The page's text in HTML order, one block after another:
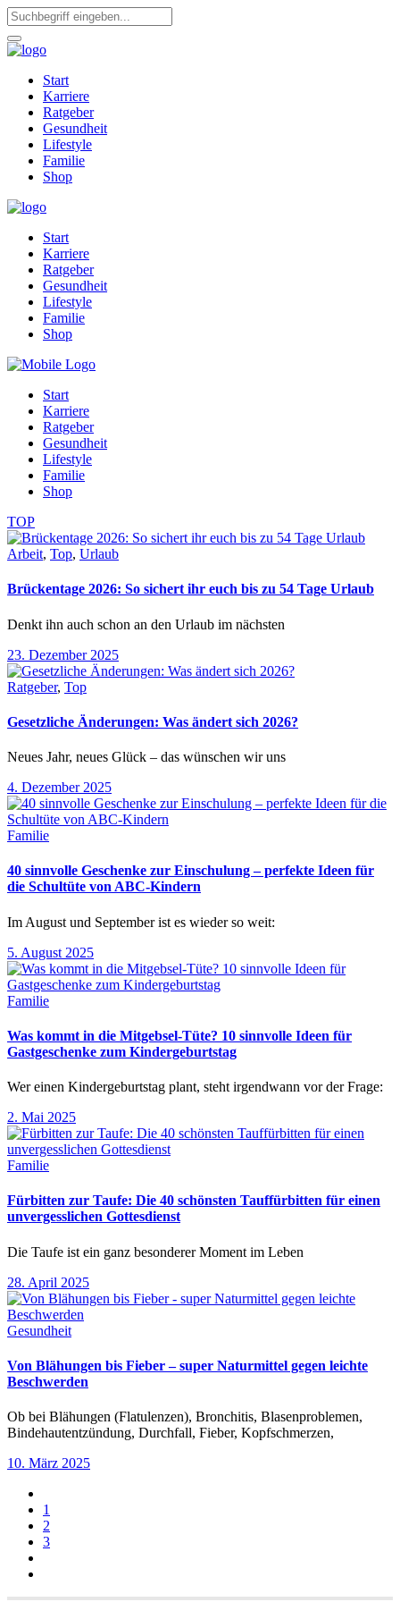
Start
Karriere
Ratgeber
Gesundheit
Lifestyle
Familie
Shop
Start
Karriere
Ratgeber
Gesundheit
Lifestyle
Familie
Shop
Start
Karriere
Ratgeber
Gesundheit
Lifestyle
Familie
Shop
TOP
Arbeit, Top, Urlaub
Brückentage 2026: So sichert ihr euch bis zu 54 Tage Urlaub
Denkt ihn auch schon an den Urlaub im nächsten
23. Dezember 2025
Ratgeber, Top
Gesetzliche Änderungen: Was ändert sich 2026?
Neues Jahr, neues Glück – das wünschen wir uns
4. Dezember 2025
Familie
40 sinnvolle Geschenke zur Einschulung – perfekte Ideen für
die Schultüte von ABC-Kindern
Im August und September ist es wieder so weit:
5. August 2025
Familie
Was kommt in die Mitgebsel-Tüte? 10 sinnvolle Ideen für
Gastgeschenke zum Kindergeburtstag
Wer einen Kindergeburtstag plant, steht irgendwann vor der Frage:
2. Mai 2025
Familie
Fürbitten zur Taufe: Die 40 schönsten Tauffürbitten für einen
unvergesslichen Gottesdienst
Die Taufe ist ein ganz besonderer Moment im Leben
28. April 2025
Gesundheit
Von Blähungen bis Fieber – super Naturmittel gegen leichte
Beschwerden
Ob bei Blähungen (Flatulenzen), Bronchitis, Blasenproblemen,
Bindehautentzündung, Durchfall, Fieber, Kopfschmerzen,
10. März 2025
1
2
3